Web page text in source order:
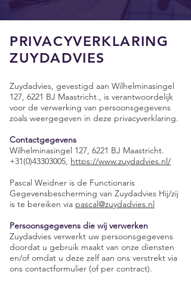
PRIVACYVERKLARING
ZUYDADVIES
Zuydadvies, gevestigd aan Wilhelminasingel
127, 6221 BJ Maastricht., is verantwoordelijk
voor de verwerking van persoonsgegevens
zoals weergegeven in deze privacyverklaring.
Contactgegevens
Wilhelminasingel 127, 6221 BJ Maastricht.
+31(0)43303005, https://www.zuydadvies.nl/
Pascal Weidner is de Functionaris
Gegevensbescherming van Zuydadvies Hij/zij
is te bereiken via pascal@zuydadvies.nl
Persoonsgegevens die wij verwerken
Zuydadvies verwerkt uw persoonsgegevens
doordat u gebruik maakt van onze diensten
en/of omdat u deze zelf aan ons verstrekt via
ons contactformulier (of per contract).